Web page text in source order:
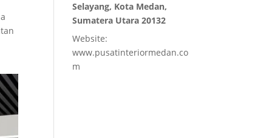
Selayang, Kota Medan,
Sumatera Utara 20132
Website:
www.pusatinteriormedan.co
m